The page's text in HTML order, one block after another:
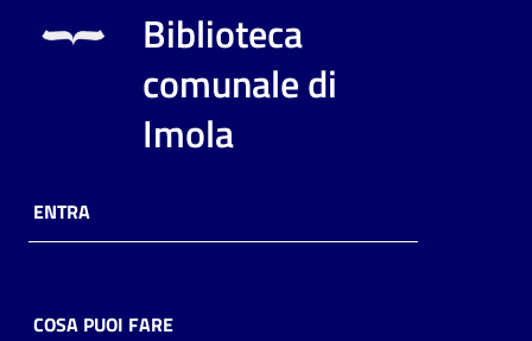
Scopri
online
Biblioteca
comunale di
Imola
ENTRA
COSA PUOI FARE